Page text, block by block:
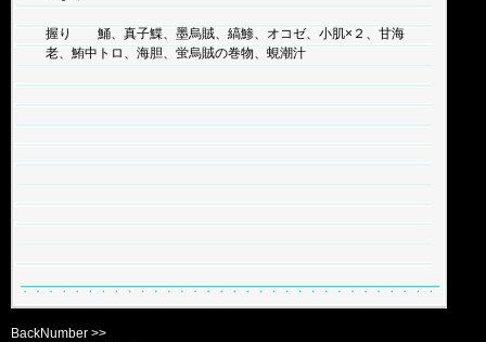
握り 鯒、真子鰈、墨烏賊、縞鯵、オコゼ、小肌×２、甘海
老、鮪中トロ、海胆、蛍烏賊の巻物、蜆潮汁
BackNumber >>